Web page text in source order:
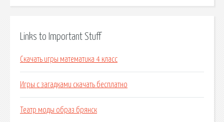
Links to Important Stuff
Скачать игры математика 4 класс
Игры с загадками скачать бесплатно
Театр моды образ брянск